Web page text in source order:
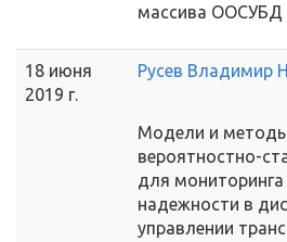
массива
18 июня
2019 г.
Русев Владимир
Модели и
вероятностно-
для мониторинга
надежности в
управлении